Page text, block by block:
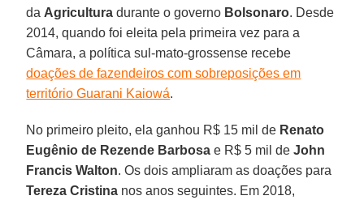
da Agricultura durante o governo Bolsonaro. Desde
2014, quando foi eleita pela primeira vez para a
Câmara, a política sul-mato-grossense recebe
doações de fazendeiros com sobreposições em
território Guarani Kaiowá.
No primeiro pleito, ela ganhou R$ 15 mil de Renato
Eugênio de Rezende Barbosa e R$ 5 mil deJohn
Francis Walton. Os dois ampliaram as doações para
Tereza Cristina nos anos seguintes. Em 2018,